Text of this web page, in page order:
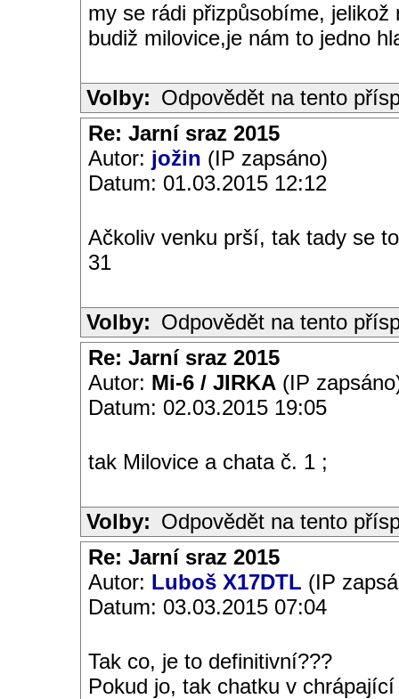
my se rádi přizpůsobíme,
budiž milovice,je nám to jedno
Volby: Odpovědět na tento
Re: Jarní sraz 2015
Autor: jožin (IP zapsáno)
Datum: 01.03.2015 12:12
Ačkoliv venku prší, tak tady se
31
Volby: Odpovědět na tento
Re: Jarní sraz 2015
Autor: Mi-6 / JIRKA (IP
Datum: 02.03.2015 19:05
tak Milovice a chata č. 1 ;
Volby: Odpovědět na tento
Re: Jarní sraz 2015
Autor: Luboš X17DTL (IP
Datum: 03.03.2015 07:04
Tak co, je to definitivní???
Pokud jo, tak chatku v